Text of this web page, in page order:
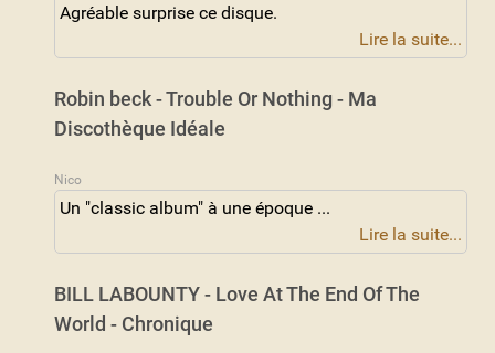
Agréable surprise ce disque.
Lire la suite...
Robin beck - Trouble Or Nothing - Ma
Discothèque Idéale
Nico
Un "classic album" à une époque ...
Lire la suite...
BILL LABOUNTY - Love At The End Of The
World - Chronique